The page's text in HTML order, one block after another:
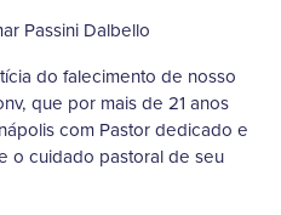
Passini Dalbello
do falecimento de nosso
que por mais de 21 anos
com Pastor dedicado e
o cuidado pastoral de seu